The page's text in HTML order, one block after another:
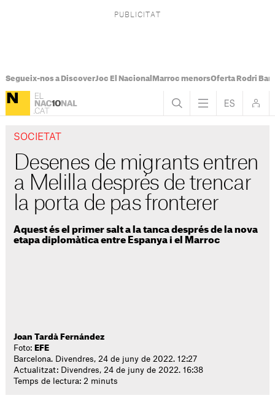
Segueix-nos a DiscoverJoc El Nacional Marroc menorsOferta Rodri
SOCIETAT
Desenes de migrants entren
a Melilla després de trencar
la porta de pas fronterer
Aquest és el primer salt a la tanca després de la nova
etapa diplomàtica entre Espanya i el Marroc
Joan Tardà Fernández
Foto: EFE
Barcelona. Divendres, 24 de juny de 2022. 12:27
Actualitzat: Divendres, 24 de juny de 2022. 16:38
Temps de lectura: 2 minuts